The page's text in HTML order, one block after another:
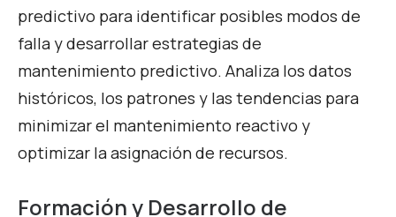
predictivo para identificar posibles modos de
falla y desarrollar estrategias de
mantenimiento predictivo. Analiza los datos
históricos, los patrones y las tendencias para
minimizar el mantenimiento reactivo y
optimizar la asignación de recursos.
Formación y Desarrollo de